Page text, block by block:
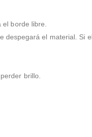
borde libre.
despegará el material. Si
brillo.